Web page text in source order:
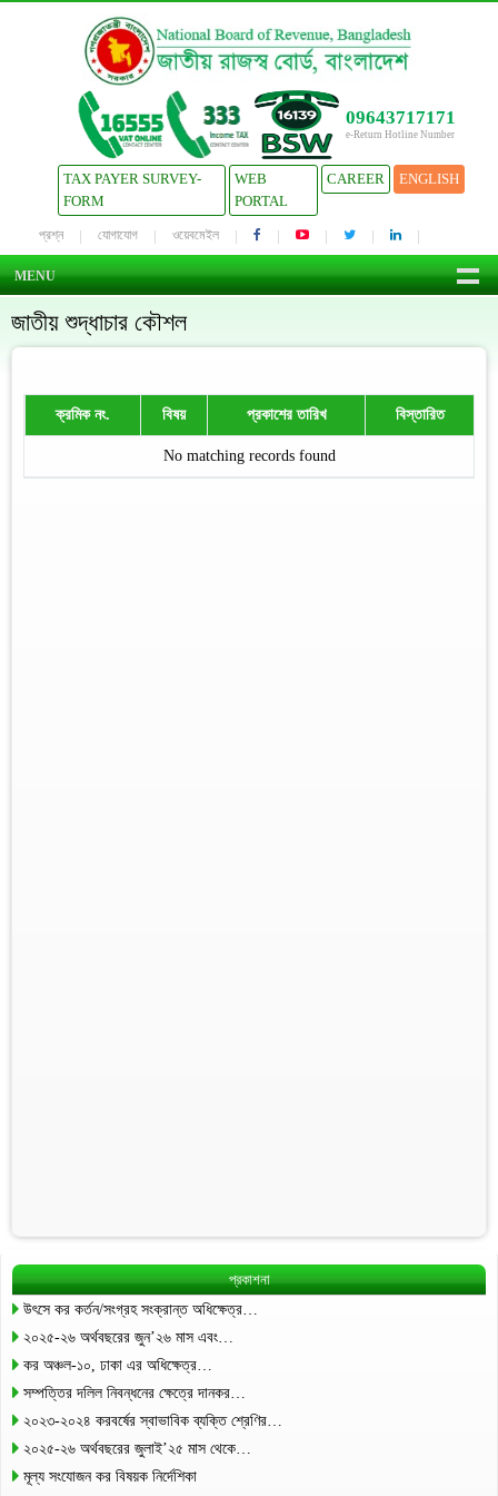
09643717171
e-Return Hotline Number
TAX PAYER SURVEY-
FORM
WEB
PORTAL
CAREER ENGLISH
প্রশ্ন যোগাযোগ ওয়েবমেইল
MENU
জাতীয় শুদ্ধাচার কৌশল
ক্রমিক নং. বিষয় প্রকাশের তারিখ বিস্তারিত
No matching records found
প্রকাশনা
উৎসে কর কর্তন/সংগ্রহ সংক্রান্ত অধিক্ষেত্র…
২০২৫-২৬ অর্থবছরের জুন’২৬ মাস এবং…
কর অঞ্চল-১০, ঢাকা এর অধিক্ষেত্র…
সম্পত্তির দলিল নিবন্ধনের ক্ষেত্রে দানকর…
২০২৩-২০২৪ করবর্ষের স্বাভাবিক ব্যক্তি শ্রেণির…
২০২৫-২৬ অর্থবছরের জুলাই’২৫ মাস থেকে…
মূল্য সংযোজন কর বিষয়ক নির্দেশিকা